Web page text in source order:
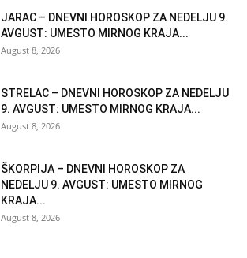
JARAC – DNEVNI HOROSKOP ZA NEDELJU 9.
AVGUST: UMESTO MIRNOG KRAJA...
August 8, 2026
STRELAC – DNEVNI HOROSKOP ZA NEDELJU
9. AVGUST: UMESTO MIRNOG KRAJA...
August 8, 2026
ŠKORPIJA – DNEVNI HOROSKOP ZA
NEDELJU 9. AVGUST: UMESTO MIRNOG
KRAJA...
August 8, 2026